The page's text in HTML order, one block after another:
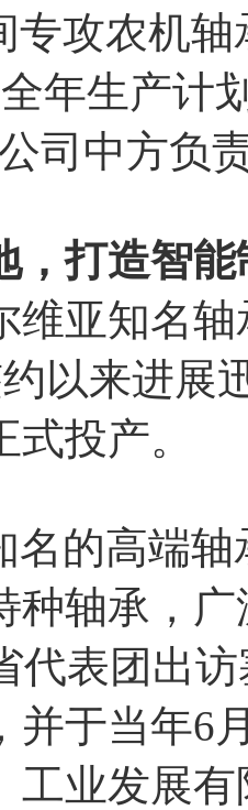
专攻农机
年生产计
司中方负
，打造智
维亚知名
以来进展
投产。
名的高端
种轴承，
代表团出
并于当年
工业发展